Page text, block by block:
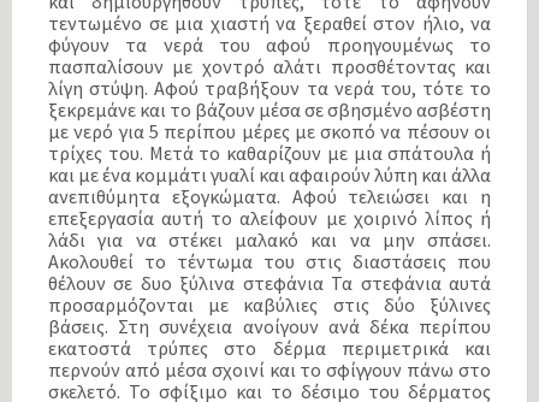
τεντωμένο σε μια χιαστή να ξεραθεί στον ήλιο, να
φύγουν τα νερά του αφού προηγουμένως το
πασπαλίσουν με χοντρό αλάτι προσθέτοντας και
λίγη στύψη. Αφού τραβήξουν τα νερά του, τότε το
ξεκρεμάνε και το βάζουν μέσα σε σβησμένο ασβέστη
με νερό για 5 περίπου μέρες με σκοπό να πέσουν οι
τρίχες του. Μετά το καθαρίζουν με μια σπάτουλα ή
και με ένα κομμάτι γυαλί και αφαιρούν λύπη και άλλα
ανεπιθύμητα εξογκώματα. Αφού τελειώσει και η
επεξεργασία αυτή το αλείφουν με χοιρινό λίπος ή
λάδι για να στέκει μαλακό και να μην σπάσει.
Ακολουθεί το τέντωμα του στις διαστάσεις που
θέλουν σε δυο ξύλινα στεφάνια Τα στεφάνια αυτά
προσαρμόζονται με καβύλιες στις δύο ξύλινες
βάσεις. Στη συνέχεια ανοίγουν ανά δέκα περίπου
εκατοστά τρύπες στο δέρμα περιμετρικά και
περνούν από μέσα σχοινί και το σφίγγουν πάνω στο
σκελετό. Το σφίξιμο και το δέσιμο του δέρματος